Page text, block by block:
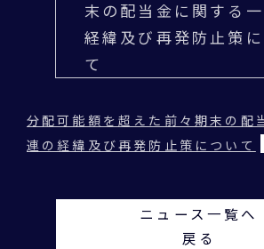
末の配当金に関する
経緯及び再発防止策
て
分配可能額を超えた前々期末の配
連の経緯及び再発防止策について
ニュース一覧へ
戻る